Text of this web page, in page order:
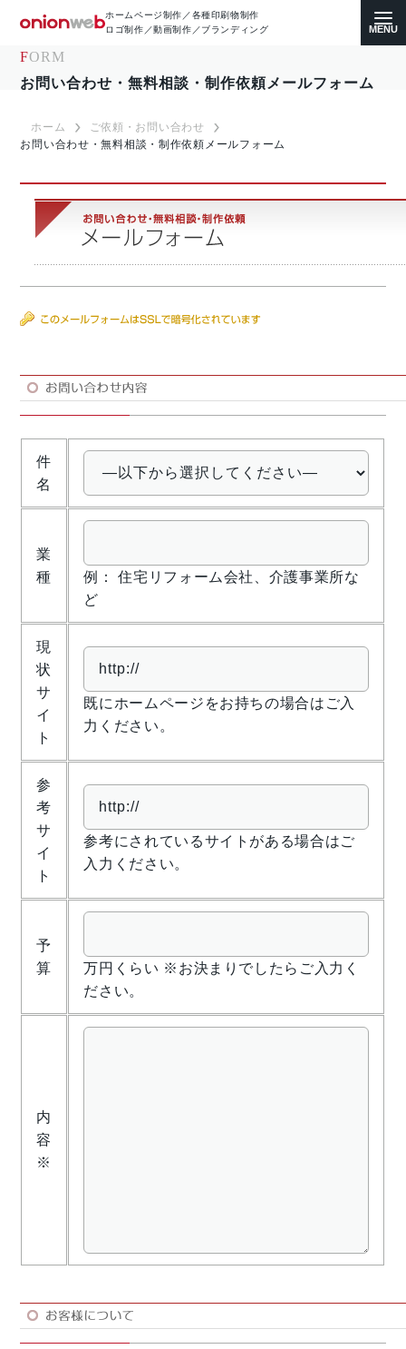
ホームページ制作／各種印刷物制作
ロゴ制作／動画制作／ブランディング
ホームページ制作
ECサイト（通販）制作
LP（ランディングページ）制作
各種印刷物デザイン
ブランディング
FORM
お問い合わせ・無料相談・制作依頼メールフォーム
ホーム
ご依頼・お問い合わせ
お問い合わせ・無料相談・制作依頼メールフォーム
件
名
業
種
例： 住宅リフォーム会社、介護事業所な
ど
現
状
サ
イ
ト
既にホームページをお持ちの場合はご入
力ください。
参
考
サ
イ
ト
参考にされているサイトがある場合はご
入力ください。
予
算
万円くらい ※お決まりでしたらご入力く
ださい。
内
容
※